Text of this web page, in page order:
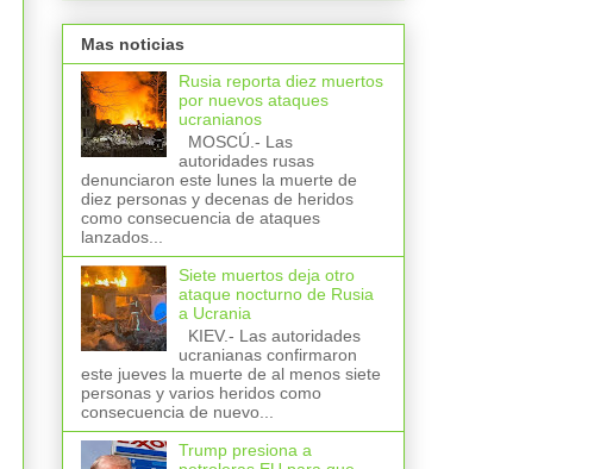
Mas noticias
Rusia reporta diez muertos
por nuevos ataques
ucranianos
MOSCÚ.- Las
autoridades rusas
denunciaron este lunes la muerte de
diez personas y decenas de heridos
como consecuencia de ataques
lanzados...
Siete muertos deja otro
ataque nocturno de Rusia
a Ucrania
KIEV.- Las autoridades
ucranianas confirmaron
este jueves la muerte de al menos siete
personas y varios heridos como
consecuencia de nuevo...
Trump presiona a